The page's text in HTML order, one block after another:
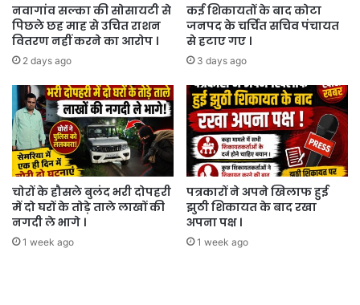
की
याद
में
प्रदान
।
नवागांव सल्का की सोसायटी से
पिछले छह माह से उचित राशन
वितरण नहीं करने का आरोप ।
2 days ago
कई शिकायतों के बाद कोटा
जनपद के चर्चित सचिव पंचायत
से हटाए गए ।
3 days ago
चोरों के हौसले बुलंद भरी दोपहरी
में दो घरों के तोड़े ताले लाखों की
नगदी ले भागे ।
1 week ago
पत्रकारों ने अपने खिलाफ हुई
झुठी शिकायत के बाद रखा
अपना पक्ष ।
1 week ago